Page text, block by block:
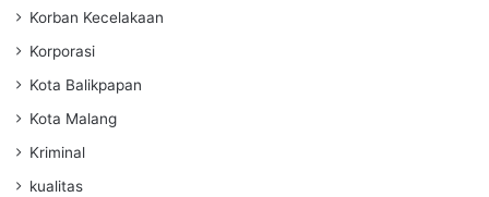
Korban Kecelakaan
Korporasi
Kota Balikpapan
Kota Malang
Kriminal
kualitas